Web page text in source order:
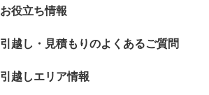
お役立ち情報
引越し・見積もりのよくあるご質問
引越しエリア情報